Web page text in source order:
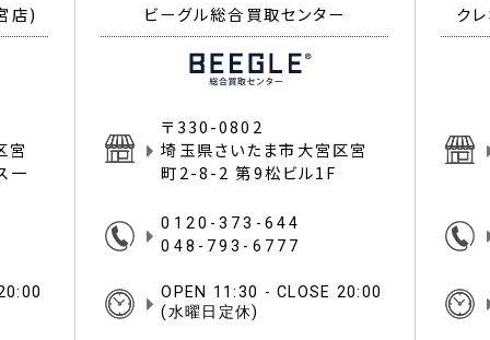
店)
宮
一
ビーグル総合買取センター
〒330-0802
埼玉県さいたま市大宮区宮
町2-8-2 第9松ビル1F
0120-373-644
048-793-6777
OPEN 11:30 - CLOSE 20:00
(水曜日定休)
ク